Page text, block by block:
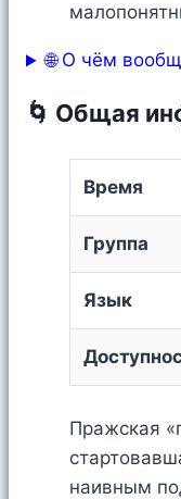
🌐 О чём
🌀 Общая
Время
Группа
Язык
Пражская
наивным